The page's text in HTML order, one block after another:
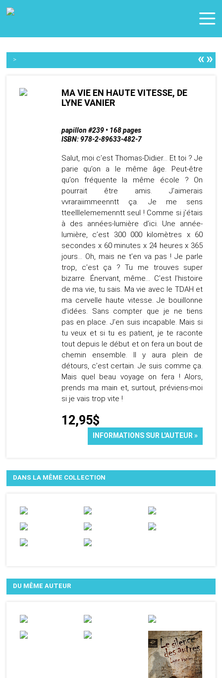
> «»
MA VIE EN HAUTE VITESSE, DE
LYNE VANIER
papillon #239 • 168 pages
ISBN: 978-2-89633-482-7
Salut, moi c’est Thomas-Didier… Et toi ? Je
parie qu’on a le même âge. Peut-être
qu’on fréquente la même école ? On
pourrait être amis. J’aimerais
vvraraiimmeenntt ça. Je me sens
tteelllelememenntt seul ! Comme si j’étais
à des années-lumière d’ici. Une année-
lumière, c’est 300 000 kilomètres x 60
secondes x 60 minutes x 24 heures x 365
jours… Oh, mais ne t’en va pas ! Je parle
trop, c’est ça ? Tu me trouves super
bizarre. Énervant, même… C’est l’histoire
de ma vie, tu sais. Ma vie avec le TDAH et
ma cervelle haute vitesse. Je bouillonne
d’idées. Sans compter que je ne tiens
pas en place. J’en suis incapable. Mais si
tu veux et si tu es patient, je te raconte
tout depuis le début et on fera un bout de
chemin ensemble. Il y aura plein de
détours, c’est certain. Je suis comme ça.
Mais quel beau voyage on fera ! Alors,
prends ma main et, surtout, préviens-moi
si je vais trop vite !
12,95$
INFORMATIONS SUR L'AUTEUR »
DANS LA MÊME COLLECTION
DU MÊME AUTEUR